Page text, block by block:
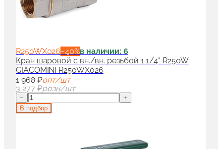
R250WX026−40%в наличии: 6
Кран шаровой с вн./вн. резьбой 1 1/4" R250W
GIACOMINI R250WX026
1 968 ₽опт/шт
3 277 ₽розн/шт
−
+
В подбор